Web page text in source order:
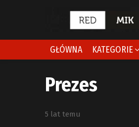
GŁÓWNA KATEGORIE
Prezes
5 lat temu